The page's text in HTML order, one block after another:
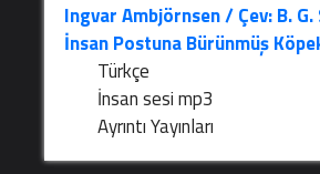
Ingvar Ambjörnsen / Çev: B.
İnsan Postuna Bürünmüş
Türkçe
İnsan sesi mp3
Ayrıntı Yayınları